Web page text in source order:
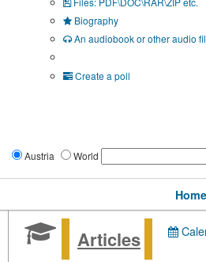
Biography
An audiobook or other audio
Create a poll
Austria World
Home
Articles